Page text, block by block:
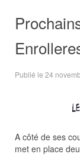
Publié le 24
A côté de ses
met en place